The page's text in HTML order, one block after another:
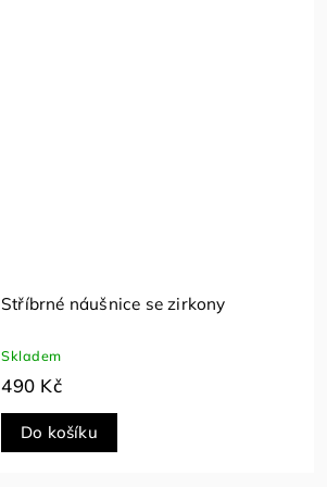
Stříbrné náušnice se zirkony
Skladem
490 Kč
Do košíku